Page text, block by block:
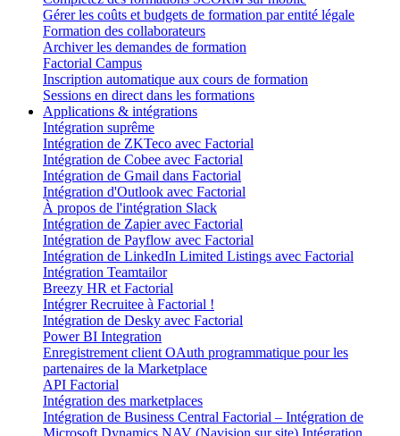
Gérer les coûts et budgets de formation par entité légale
Formation des collaborateurs
Archiver les demandes de formation
Factorial Campus
Inscription automatique aux cours de formation
Sessions en direct dans les formations
Applications & intégrations
Intégration suprême
Intégration de ZKTeco avec Factorial
Intégration de Cobee avec Factorial
Intégration de Gmail dans Factorial
Intégration d'Outlook avec Factorial
À propos de l'intégration Slack
Intégration de Zapier avec Factorial
Intégration de Payflow avec Factorial
Intégration de LinkedIn Limited Listings avec Factorial
Intégration Teamtailor
Breezy HR et Factorial
Intégrer Recruitee à Factorial !
Intégration de Desky avec Factorial
Power BI Integration
Enregistrement client OAuth programmatique pour les
partenaires de la Marketplace
API Factorial
Intégration des marketplaces
Intégration de Business Central Factorial – Intégration de
Microsoft Dynamics NAV (Navision sur site) Intégration